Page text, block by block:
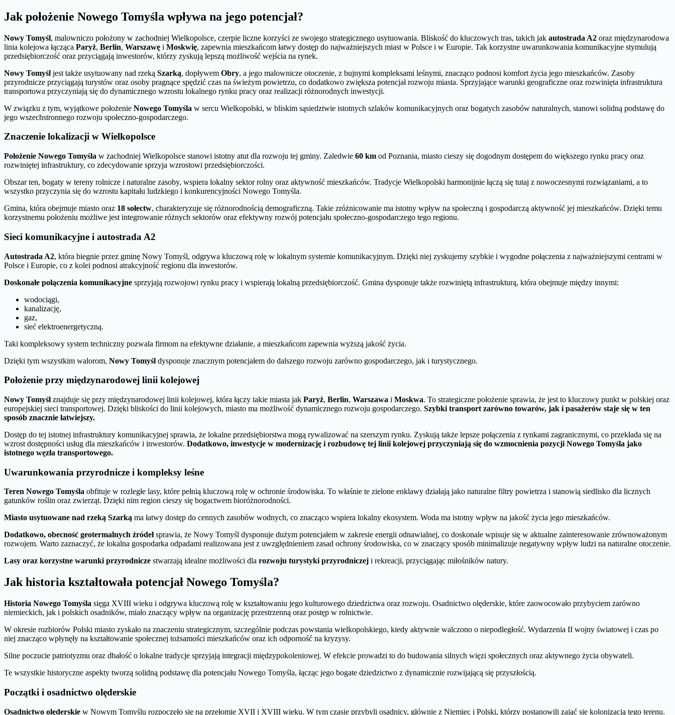
Jak położenie Nowego Tomyśla wpływa na jego potencjał?
Nowy Tomyśl, malowniczo położony w zachodniej Wielkopolsce, czerpie liczne korzyści ze swojego strategicznego usytuowania. Bliskość do kluczowych tras, takich jak autostrada A2 oraz międzynarodowa
linia kolejowa łącząca Paryż, Berlin, Warszawę i Moskwię, zapewnia mieszkańcom łatwy dostęp do najważniejszych miast w Polsce i w Europie. Tak korzystne uwarunkowania komunikacyjne stymulują
przedsiębiorczość oraz przyciągają inwestorów, którzy zyskują lepszą możliwość wejścia na rynek.
Nowy Tomyśl jest także usytuowany nad rzeką Szarką, dopływem Obry, a jego malownicze otoczenie, z bujnymi kompleksami leśnymi, znacząco podnosi komfort życia jego mieszkańców. Zasoby
przyrodnicze przyciągają turystów oraz osoby pragnące spędzić czas na świeżym powietrzu, co dodatkowo zwiększa potencjał rozwoju miasta. Sprzyjające warunki geograficzne oraz rozwinięta infrastruktura
transportowa przyczyniają się do dynamicznego wzrostu lokalnego rynku pracy oraz realizacji różnorodnych inwestycji.
W związku z tym, wyjątkowe położenie Nowego Tomyśla w sercu Wielkopolski, w bliskim sąsiedztwie istotnych szlaków komunikacyjnych oraz bogatych zasobów naturalnych, stanowi solidną podstawę do
jego wszechstronnego rozwoju społeczno-gospodarczego.
Znaczenie lokalizacji w Wielkopolsce
Położenie Nowego Tomyśla w zachodniej Wielkopolsce stanowi istotny atut dla rozwoju tej gminy. Zaledwie 60 km od Poznania, miasto cieszy się dogodnym dostępem do większego rynku pracy oraz
rozwiniętej infrastruktury, co zdecydowanie sprzyja wzrostowi przedsiębiorczości.
Obszar ten, bogaty w tereny rolnicze i naturalne zasoby, wspiera lokalny sektor rolny oraz aktywność mieszkańców. Tradycje Wielkopolski harmonijnie łączą się tutaj z nowoczesnymi rozwiązaniami, a to
wszystko przyczynia się do wzrostu kapitału ludzkiego i konkurencyjności Nowego Tomyśla.
Gmina, która obejmuje miasto oraz 18 sołectw, charakteryzuje się różnorodnością demograficzną. Takie zróżnicowanie ma istotny wpływ na społeczną i gospodarczą aktywność jej mieszkańców. Dzięki temu
korzystnemu położeniu możliwe jest integrowanie różnych sektorów oraz efektywny rozwój potencjału społeczno-gospodarczego tego regionu.
Sieci komunikacyjne i autostrada A2
Autostrada A2, która biegnie przez gminę Nowy Tomyśl, odgrywa kluczową rolę w lokalnym systemie komunikacyjnym. Dzięki niej zyskujemy szybkie i wygodne połączenia z najważniejszymi centrami w
Polsce i Europie, co z kolei podnosi atrakcyjność regionu dla inwestorów.
Doskonałe połączenia komunikacyjne sprzyjają rozwojowi rynku pracy i wspierają lokalną przedsiębiorczość. Gmina dysponuje także rozwiniętą infrastrukturą, która obejmuje między innymi:
wodociągi,
kanalizację,
gaz,
sieć elektroenergetyczną.
Taki kompleksowy system techniczny pozwala firmom na efektywne działanie, a mieszkańcom zapewnia wyższą jakość życia.
Dzięki tym wszystkim walorom, Nowy Tomyśl dysponuje znacznym potencjałem do dalszego rozwoju zarówno gospodarczego, jak i turystycznego.
Położenie przy międzynarodowej linii kolejowej
Nowy Tomyśl znajduje się przy międzynarodowej linii kolejowej, która łączy takie miasta jak Paryż, Berlin, Warszawa i Moskwa. To strategiczne położenie sprawia, że jest to kluczowy punkt w polskiej oraz
europejskiej sieci transportowej. Dzięki bliskości do linii kolejowych, miasto ma możliwość dynamicznego rozwoju gospodarczego. Szybki transport zarówno towarów, jak i pasażerów staje się w ten
sposób znacznie łatwiejszy.
Dostęp do tej istotnej infrastruktury komunikacyjnej sprawia, że lokalne przedsiębiorstwa mogą rywalizować na szerszym rynku. Zyskują także lepsze połączenia z rynkami zagranicznymi, co przekłada się na
wzrost dostępności usług dla mieszkańców i inwestorów. Dodatkowo, inwestycje w modernizację i rozbudowę tej linii kolejowej przyczyniają się do wzmocnienia pozycji Nowego Tomyśla jako
istotnego węzła transportowego.
Uwarunkowania przyrodnicze i kompleksy leśne
Teren Nowego Tomyśla obfituje w rozległe lasy, które pełnią kluczową rolę w ochronie środowiska. To właśnie te zielone enklawy działają jako naturalne filtry powietrza i stanowią siedlisko dla licznych
gatunków roślin oraz zwierząt. Dzięki nim region cieszy się bogactwem bioróżnorodności.
Miasto usytuowane nad rzeką Szarką ma łatwy dostęp do cennych zasobów wodnych, co znacząco wspiera lokalny ekosystem. Woda ma istotny wpływ na jakość życia jego mieszkańców.
Dodatkowo, obecność geotermalnych źródełsprawia, że Nowy Tomyśl dysponuje dużym potencjałem w zakresie energii odnawialnej, co doskonale wpisuje się w aktualne zainteresowanie zrównoważonym
rozwojem. Warto zaznaczyć, że lokalna gospodarka odpadami realizowana jest z uwzględnieniem zasad ochrony środowiska, co w znaczący sposób minimalizuje negatywny wpływ ludzi na naturalne otoczenie.
Lasy oraz korzystne warunki przyrodnicze stwarzają idealne możliwości dla rozwoju turystyki przyrodniczej i rekreacji, przyciągając miłośników natury.
Jak historia kształtowała potencjał Nowego Tomyśla?
Historia Nowego Tomyśla sięga XVIII wieku i odgrywa kluczową rolę w kształtowaniu jego kulturowego dziedzictwa oraz rozwoju. Osadnictwo olęderskie, które zaowocowało przybyciem zarówno
niemieckich, jak i polskich osadników, miało znaczący wpływ na organizację przestrzenną oraz postęp w rolnictwie.
W okresie rozbiorów Polski miasto zyskało na znaczeniu strategicznym, szczególnie podczas powstania wielkopolskiego, kiedy aktywnie walczono o niepodległość. Wydarzenia II wojny światowej i czas po
niej znacząco wpłynęły na kształtowanie społecznej tożsamości mieszkańców oraz ich odporność na kryzysy.
Silne poczucie patriotyzmu oraz dbałość o lokalne tradycje sprzyjają integracji międzypokoleniowej. W efekcie prowadzi to do budowania silnych więzi społecznych oraz aktywnego życia obywateli.
Te wszystkie historyczne aspekty tworzą solidną podstawę dla potencjału Nowego Tomyśla, łącząc jego bogate dziedzictwo z dynamicznie rozwijającą się przyszłością.
Początki i osadnictwo olęderskie
Osadnictwo olęderskie w Nowym Tomyślu rozpoczęło się na przełomie XVII i XVIII wieku. W tym czasie przybyli osadnicy, głównie z Niemiec i Polski, którzy postanowili zająć się kolonizacją tego terenu.